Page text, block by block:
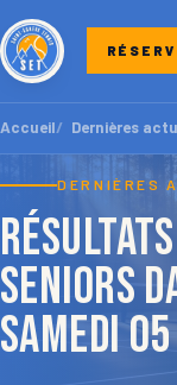
Accueil Dernières
DERNIÈRES
SENIORS
samedi